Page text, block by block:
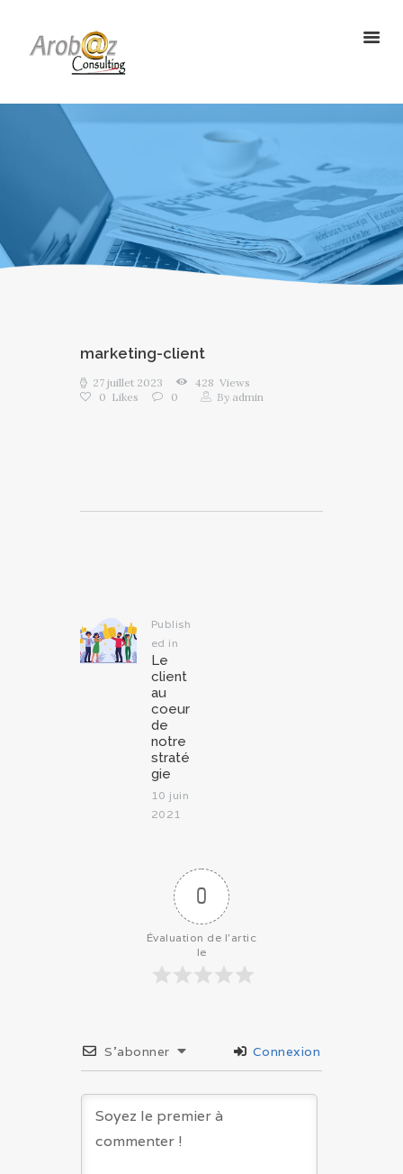
ArobazConsulting
Guadeloupe
ACCUEIL
NOS SOLUTIONS
RÉALISATIONS
L’AGENCE
LE BLOG
marketing-client
27 juillet 2023 428 Views
0 Likes 0 By admin
Publish
ed in
Le
client
au
coeur
de
notre
straté
gie
10 juin
2021
0
Évaluation de l'artic
le
S’abonner Connexion